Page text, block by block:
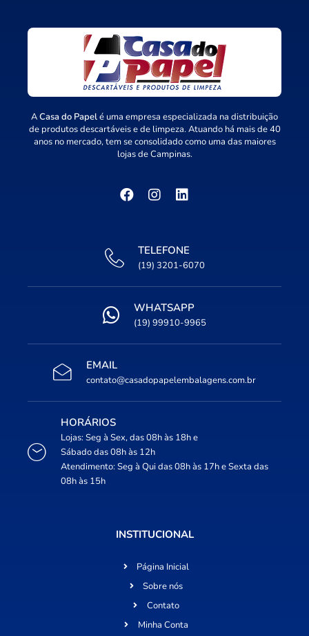
ACasa do Papelé uma empresa especializada na distribuição
de produtos descartáveis e de limpeza. Atuando há mais de 40
anos no mercado, tem se consolidado como uma das maiores
lojas de Campinas.
TELEFONE
(19) 3201-6070
WHATSAPP
(19) 99910-9965
EMAIL
contato@casadopapelembalagens.com.br
HORÁRIOS
Lojas: Seg à Sex, das 08h às 18h e
Sábado das 08h às 12h
Atendimento: Seg à Qui das 08h às 17h e Sexta das
08h às 15h
INSTITUCIONAL
Página Inicial
Sobre nós
Contato
Minha Conta